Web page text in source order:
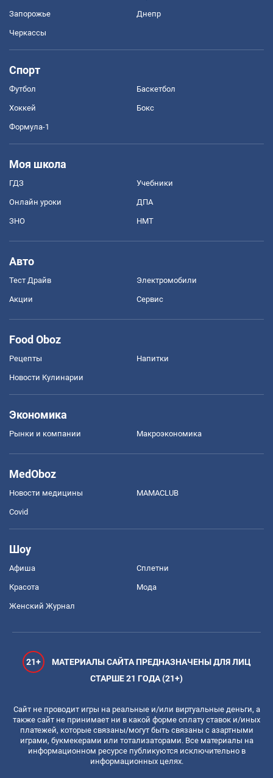
Запорожье Днепр
Черкассы
Спорт
Футбол Баскетбол
Хоккей Бокс
Формула-1
Моя школа
ГДЗ Учебники
Онлайн уроки ДПА
ЗНО НМТ
Авто
Тест Драйв Электромобили
Акции Сервис
Food Oboz
Рецепты Напитки
Новости Кулинарии
Экономика
Рынки и компании Mакроэкономика
MedOboz
Новости медицины MAMACLUB
Covid
Шоу
Афиша Сплетни
Красота Мода
Женский Журнал
21+
МАТЕРИАЛЫ САЙТА ПРЕДНАЗНАЧЕНЫ ДЛЯ ЛИЦ
СТАРШЕ 21 ГОДА (21+)
Сайт не проводит игры на реальные и/или виртуальные деньги, а
также сайт не принимает ни в какой форме оплату ставок и/иных
платежей, которые связаны/могут быть связаны с азартными
играми, букмекерами или тотализаторами. Все материалы на
информационном ресурсе публикуются исключительно в
информационных целях.